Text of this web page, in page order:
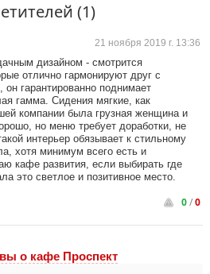
(1)
21 ноября 2019 г. 13:36
дизайном - смотрится
отлично гармонируют друг с
гарантированно поднимает
гамма. Сидения мягкие, как
компании была грузная женщина и
но меню требует доработки, не
интерьер обязывает к стильному
хотя минимум всего есть и
кафе развития, если выбирать где
это светлое и позитивное место.
0/0
o кафе Проспект